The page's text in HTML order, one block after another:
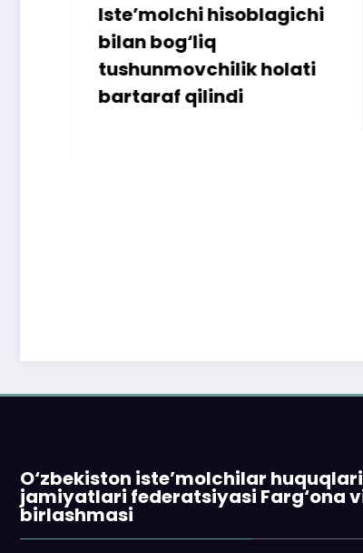
Iste’molchi hisoblagichi
bilan bog‘liq
tushunmovchilik holati
bartaraf qilindi
O‘zbekiston iste’molchilar
jamiyatlari federatsiyasi Farg‘ona
birlashmasi